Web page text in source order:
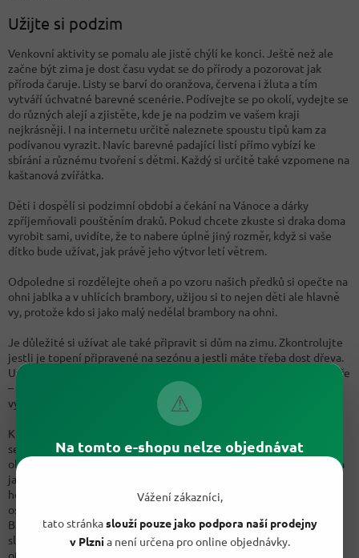
⚠
Na tomto e-shopu nelze objednávat
Vážení zákazníci,
tato stránkaslouží pouze jako podpora naší prodejny
v Plznia není určena pro online objednávky.
Užijte si podzim
Venkovní aktivity se pomalu ale jistě chýlí ke konci. Ještě než ale
začne být zima je dost času vydat se do přírody a pozorovat jak
příroda čaruje. Listy se barví do oranžova, červena i žluta a tím
vytváří úchvatné barevné scenérie. Podívejte se po okolí, vydejte se
do různých alejí a zjistěte, kde je na podzim ve vašem kraji
nejkrásněji. I na internetu určitě naleznete spoustu tipů kam za
podívanou vyrazit. Navíc barevné padající listí přímo vybízí ke
sbírání a různému tvoření s dětmi. Každý si určitě také vzpomene na
kaštanová zvířátka.
Děti i dospělí si podzimní období a čekání na Vánoce a dárky
zpříjemňovali pouštěním draků. Pokud chcete zkuste si draka doma
vyrobit sami, uvidíte, že to nabere úplně jiný rozměr, když si vaše
dítko bude užívat, jak právě jeho výtvor letí větrem.
Odpoledne si rozdělejte oheň a po vzoru našich předků si opečte na
ohni jablka a v uhlících brambory, užijou si to nejen děti ale hlavně
vy, protože kdo si jako malý nedělal brambory na ohni.
Je důležité si užívat ale také připravit si dům na zimu. Zkontrolujte
jestli je topení připravené na sezónu a jestli máte třeba dost dřeva.
Uvnitř budete trávit dost času a tak je důležité abyste se cítili dobře
– v případě potřeby si udělejte generální úklid, ale bude stačit
vymést pavučiny.
K podzimu neodmyslitelně patří hody a posvícení, u kterých se
setkávala rodina i přátelé. Mnoho civilizací slavilo právě v tomto
období svátek druhé sklizně, zemědělci už věděli, jak se jim dařilo a
jak prospívala jejich zvířata, proto v tomto období poděkovali za
hojnost a úrodu. Dokonce i americký Den díkůvzdání se dříve
oslavoval 3. října a ne až v listopadu. Od začátku 18. století se v
Bavorsku začal slavit Oktoberfest a ten se slaví dodnes. Udělejte si
slavnost i vy. Nemusí se jednat o velkou akci. Sejděte se s rodinou,
otevřete vínko či jakýkoliv jiný oblíbený nápoj a užívejte si